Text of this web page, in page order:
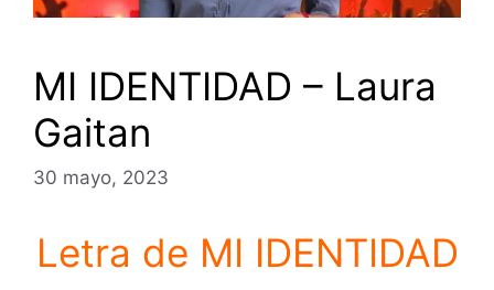
MI IDENTIDAD – Laura
Gaitan
30 mayo, 2023
Letra de MI IDENTIDAD